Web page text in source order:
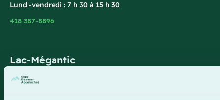
Lundi-vendredi : 7 h 30 à 15 h 30
418 387-8896
Lac-Mégantic
4409, rue Dollard